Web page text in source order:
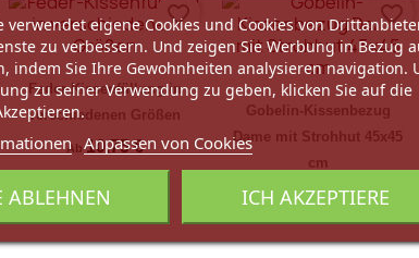
Feder-Kissenfüllung in
verschiedenen Größen
Ab10,75 €
favorite_border
Gobelin-Kissenbezug
Dame mit Strohhut 45x45
cm
25,90 €
favorite_border
verwendet eigene Cookies und Cookies von
zu verbessern. Und zeigen Sie Werbung in Bezug
indem Sie Ihre Gewohnheiten analysieren navigation.
zu seiner Verwendung zu geben, klicken Sie auf die
Anpassen von Cookies
ABLEHNEN ICH AKZEPTIERE